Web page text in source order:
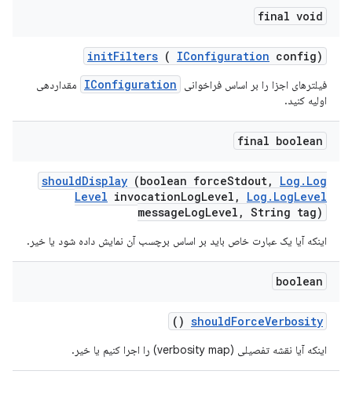
final void
initFilters ( IConfiguration config)
فیلترهای اجزا را بر اساس فراخوانی IConfiguration
مقداردهی
اولیه کنید.
final boolean
shouldDisplay (boolean forceStdout, Log . Log
Level invocationLogLevel , Log . LogLevel
messageLogLevel , String tag)
اینکه آیا یک عبارت خاص باید بر اساس برچسب آن نمایش داده شود یا خیر.
boolean
shouldForceVerbosity
()
اینکه آیا نقشه تفصیلی (verbosity map) را اجرا کنیم یا خیر.